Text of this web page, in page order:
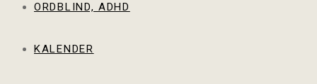
ORDBLIND, ADHD
KALENDER